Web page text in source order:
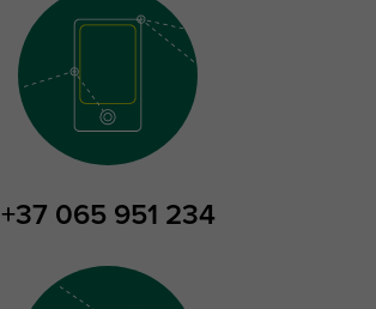
+37 065 951 234